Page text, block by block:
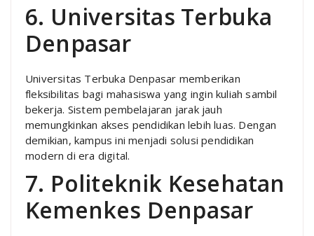
6. Universitas Terbuka
Denpasar
Universitas Terbuka Denpasar memberikan
fleksibilitas bagi mahasiswa yang ingin kuliah sambil
bekerja. Sistem pembelajaran jarak jauh
memungkinkan akses pendidikan lebih luas. Dengan
demikian, kampus ini menjadi solusi pendidikan
modern di era digital.
7. Politeknik Kesehatan
Kemenkes Denpasar